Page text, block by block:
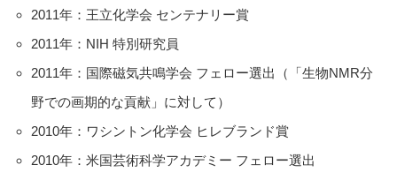
2011年：王立化学会 センテナリー賞
2011年：NIH 特別研究員
2011年：国際磁気共鳴学会 フェロー選出（「生物NMR分
野での画期的な貢献」に対して）
2010年：ワシントン化学会 ヒレブランド賞
2010年：米国芸術科学アカデミー フェロー選出